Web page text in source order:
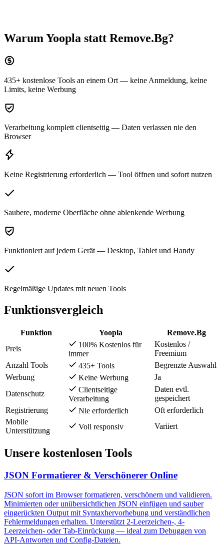
Warum Yoopla statt Remove.Bg?
435+ kostenlose Tools an einem Ort — keine Anmeldung, keine
Limits, keine Werbung
Verarbeitung komplett clientseitig — Daten verlassen nie den
Browser
Keine Registrierung erforderlich — Tool öffnen und sofort nutzen
Saubere, moderne Oberfläche ohne ablenkende Werbung
Funktioniert auf jedem Gerät — Desktop, Tablet und Handy
Regelmäßige Updates mit neuen Tools
Funktionsvergleich
Funktion Yoopla
Remove.Bg
Preis
100% Kostenlos für
immer
Kostenlos /
Freemium
Anzahl Tools
435+ Tools
Begrenzte Auswahl
Werbung
Keine Werbung
Ja
Datenschutz
Clientseitige
Verarbeitung
Daten evtl.
gespeichert
Registrierung
Nie erforderlich
Oft erforderlich
Mobile
Unterstützung
Voll responsiv Variiert
Unsere kostenlosen Tools
JSON Formatierer & Verschönerer Online
JSON sofort im Browser formatieren, verschönern und validieren.
Minimierten oder unübersichtlichen JSON einfügen und sauber
eingerückten Output mit Syntaxhervorhebung und verständlichen
Fehlermeldungen erhalten. Unterstützt 2-Leerzeichen-, 4-
Leerzeichen- oder Tab-Einrückung — ideal zum Debuggen von
API-Antworten und Config-Dateien.